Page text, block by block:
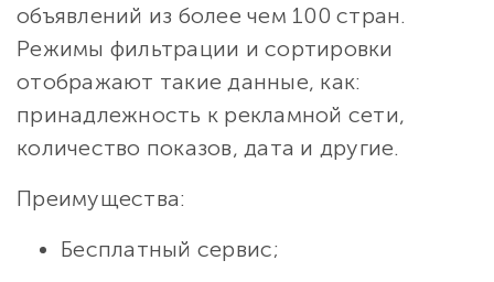
объявлений из более чем 100 стран.
Режимы фильтрации и сортировки
отображают такие данные, как:
принадлежность к рекламной сети,
количество показов, дата и другие.
Преимущества:
Бесплатный сервис;